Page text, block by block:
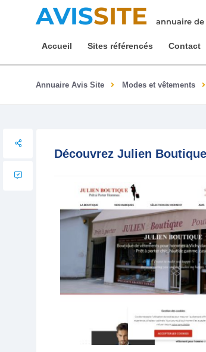
AVISSITE annuaire
Accueil Sites référencés Contact
Annuaire Avis Site Modes et vêtements
Découvrez Julien Boutique